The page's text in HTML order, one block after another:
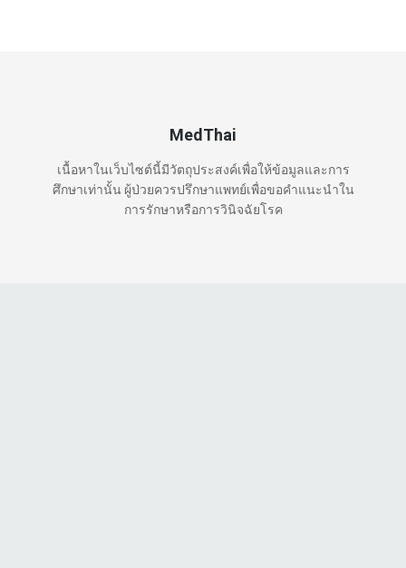
MedThai
เนื้อหาในเว็บไซต์นี้มีวัตถุประสงค์เพื่อให้ข้อมูลและการ
ศึกษาเท่านั้น ผู้ป่วยควรปรึกษาแพทย์เพื่อขอคำแนะนำใน
การรักษาหรือการวินิจฉัยโรค